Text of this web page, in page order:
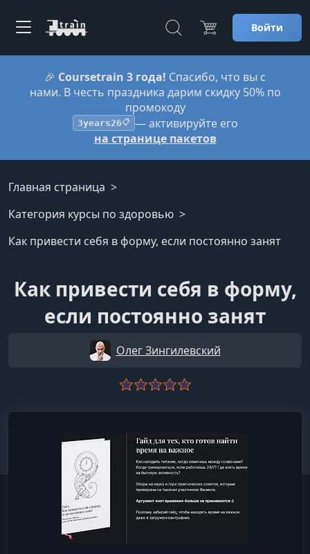
Войти
🎉 Coursetrain 3 года! Спасибо, что вы с
нами. В честь праздника дарим скидку 50% по
промокоду
3years26📋 — активируйте его
на странице пакетов
Главная страница
Категория курсы по здоровью
Как привести себя в форму, если постоянно занят
Как привести себя в форму,
если постоянно занят
Олег Зингилевский